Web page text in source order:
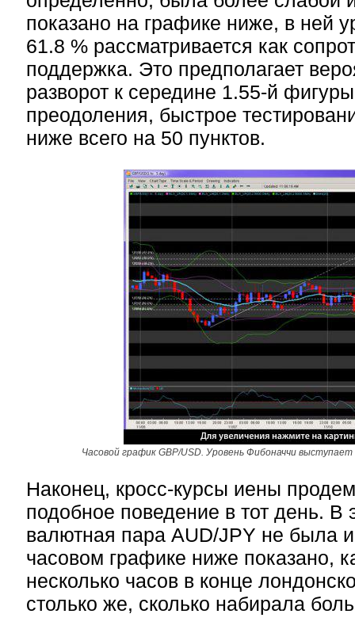
показано на графике ниже, в ней
61.8 % рассматривается как
поддержка. Это предполагает
разворот к середине 1.55-й
преодоления, быстрое
ниже всего на 50 пунктов.
Часовой график GBP/USD. Уровень Фибоначчи
Наконец, кросс-курсы иены
подобное поведение в тот день. В
валютная пара AUD/JPY не была
часовом графике ниже показано,
несколько часов в конце
столько же, сколько набирала